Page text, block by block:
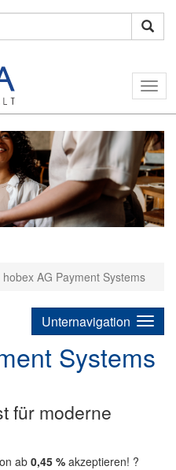
nach:
hobex AG Payment Systems
Unternavigation
Systems
für moderne
ab 0,45 % akzeptieren! ?